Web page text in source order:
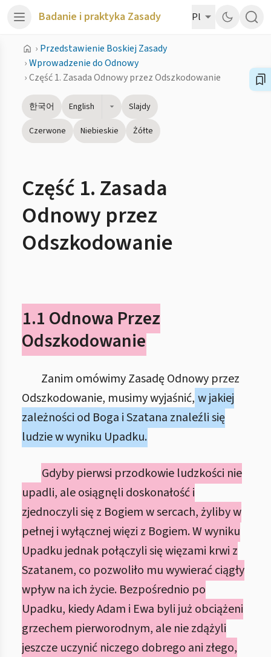
Badanie i praktyka Zasady Pl
› Przedstawienie Boskiej Zasady
›Wprowadzenie do Odnowy
›Część 1. Zasada Odnowy przez Odszkodowanie
한국어 English
Slajdy
Czerwone
Niebieskie Żółte
Część 1. Zasada
Odnowy przez
Odszkodowanie
1.1 Odnowa Przez
Odszkodowanie
Zanim omówimy Zasadę Odnowy przez
Odszkodowanie, musimy wyjaśnić, w jakiej
zależności od Boga i Szatana znaleźli się
ludzie w wyniku Upadku.
Gdyby pierwsi przodkowie ludzkości nie
upadli, ale osiągnęli doskonałość i
zjednoczyli się z Bogiem w sercach, żyliby w
pełnej i wyłącznej więzi z Bogiem. W wyniku
Upadku jednak połączyli się więzami krwi z
Szatanem, co pozwoliło mu wywierać ciągły
wpływ na ich życie. Bezpośrednio po
Upadku, kiedy Adam i Ewa byli już obciążeni
grzechem pierworodnym, ale nie zdążyli
jeszcze uczynić niczego dobrego ani złego,